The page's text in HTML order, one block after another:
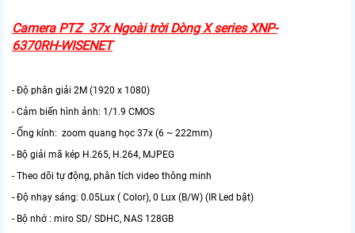
Camera PTZ 37x Ngoài trời Dòng X series XNP-
6370RH-WISENET
- Độ phân giải 2M (1920 x 1080)
- Cảm biến hình ảnh: 1/1.9 CMOS
- Ống kính: zoom quang học 37x (6 ~ 222mm)
- Bộ giải mã kép H.265, H.264, MJPEG
- Theo dõi tự động, phân tích video thông minh
- Độ nhạy sáng: 0.05Lux ( Color), 0 Lux (B/W) (IR Led bật)
- Bộ nhớ : miro SD/ SDHC, NAS 128GB